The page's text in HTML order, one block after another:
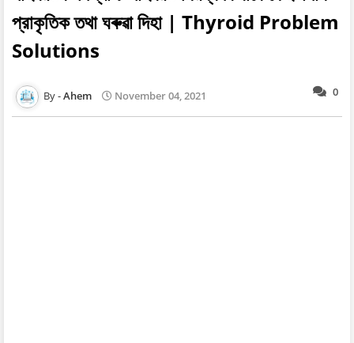
প্রাকৃতিক তথা ঘৰুৱা দিহা | Thyroid Problem
Solutions
0
Ahem November 04, 2021